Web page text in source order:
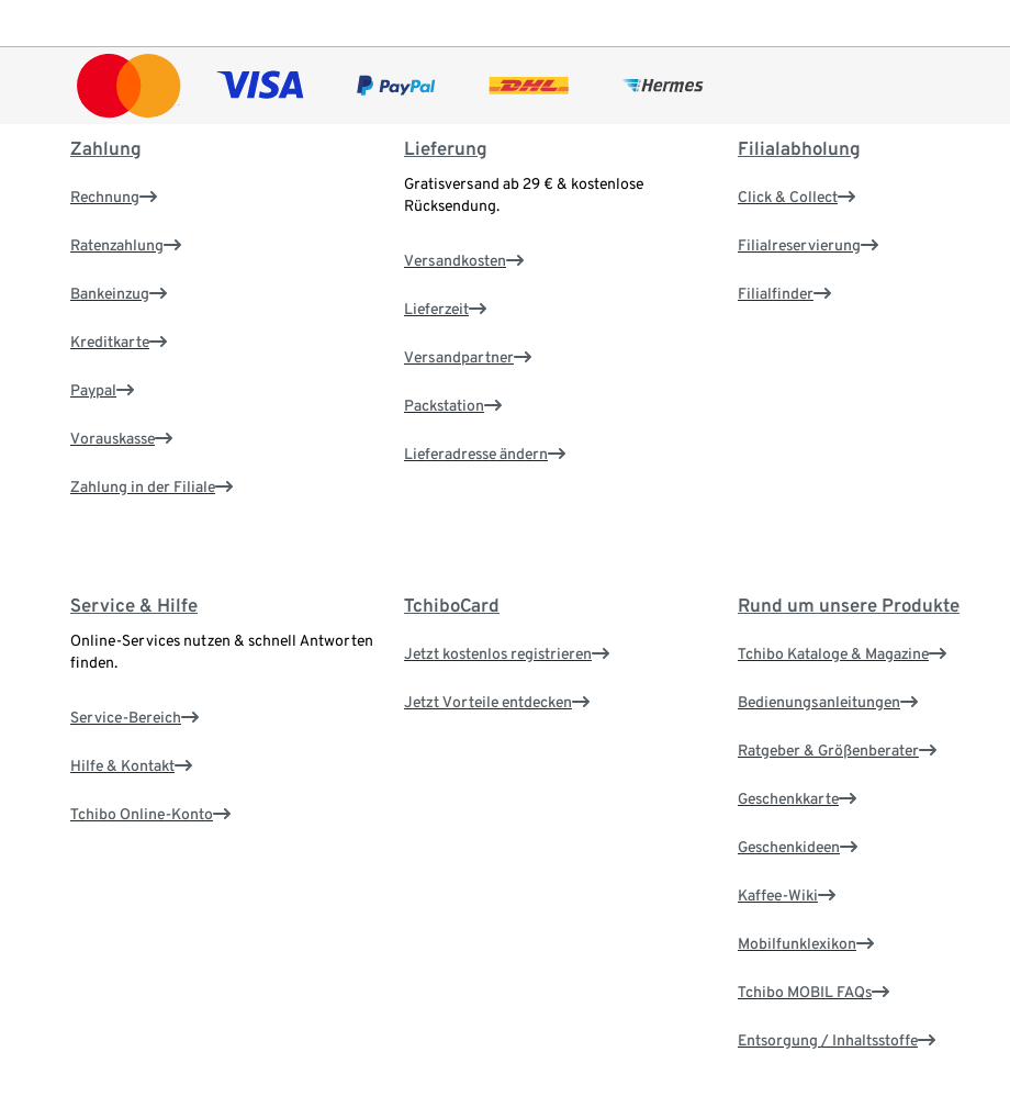
Zahlung
Rechnung
Ratenzahlung
Bankeinzug
Kreditkarte
Paypal
Vorauskasse
Zahlung in der Filiale
Lieferung
Gratisversand ab 29 € & kostenlose
Rücksendung.
Versandkosten
Lieferzeit
Versandpartner
Packstation
Lieferadresse ändern
Filialabholung
Click & Collect
Filialreservierung
Filialfinder
Service & Hilfe
Online-Services nutzen & schnell Antworten
finden.
Service-Bereich
Hilfe & Kontakt
Tchibo Online-Konto
TchiboCard
Jetzt kostenlos registrieren
Jetzt Vorteile entdecken
Rund um unsere Produkte
Tchibo Kataloge & Magazine
Bedienungsanleitungen
Ratgeber & Größenberater
Geschenkkarte
Geschenkideen
Kaffee-Wiki
Mobilfunklexikon
Tchibo MOBIL FAQs
Entsorgung / Inhaltsstoffe